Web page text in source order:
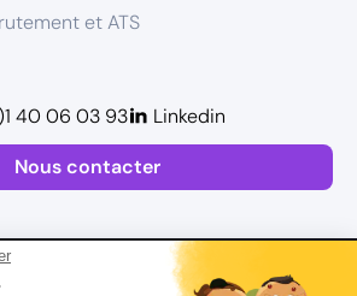
et ATS
Nous contacter
40 06 03 93 Linkedin